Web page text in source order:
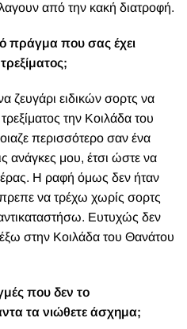
από την κακή διατροφή.
πράγμα που σας έχει
ζευγάρι ειδικών σορτς να
την Κοιλάδα του
περισσότερο σαν ένα
ανάγκες μου, έτσι ώστε να
Η ραφή όμως δεν ήταν
να τρέχω χωρίς σορτς
Ευτυχώς δεν
στην Κοιλάδα του Θανάτου
που δεν το
τα νιώθετε άσχημα;